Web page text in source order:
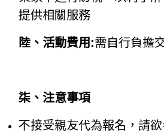
提供相關服務
陸 、活動費用:需自行負擔
柒 、注意事項
不接受親友代為報名，請